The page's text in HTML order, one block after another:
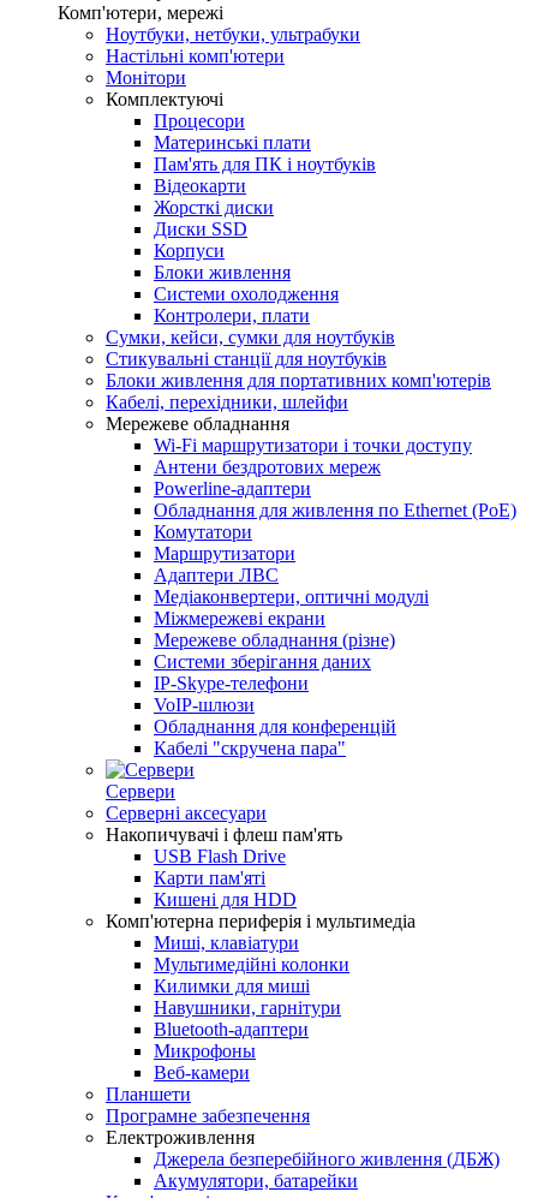
Комп'ютери, мережі
Ноутбуки, нетбуки, ультрабуки
Настільні комп'ютери
Монітори
Комплектуючі
Процесори
Материнські плати
Пам'ять для ПК і ноутбуків
Відеокарти
Жорсткі диски
Диски SSD
Корпуси
Блоки живлення
Системи охолодження
Контролери, плати
Сумки, кейси, сумки для ноутбуків
Стикувальні станції для ноутбуків
Блоки живлення для портативних комп'ютерів
Кабелі, перехідники, шлейфи
Мережеве обладнання
Wi-Fi маршрутизатори і точки доступу
Антени бездротових мереж
Powerline-адаптери
Обладнання для живлення по Ethernet (PoE)
Комутатори
Маршрутизатори
Адаптери ЛВС
Медіаконвертери, оптичні модулі
Міжмережеві екрани
Мережеве обладнання (різне)
Системи зберігання даних
IP-Skype-телефони
VoIP-шлюзи
Обладнання для конференцій
Кабелі "скручена пара"
Сервери
Серверні аксесуари
Накопичувачі і флеш пам'ять
USB Flash Drive
Карти пам'яті
Кишені для HDD
Комп'ютерна периферія і мультимедіа
Миші, клавіатури
Мультимедійні колонки
Килимки для миші
Навушники, гарнітури
Bluetooth-адаптери
Микрофоны
Веб-камери
Планшети
Програмне забезпечення
Електроживлення
Джерела безперебійного живлення (ДБЖ)
Акумулятори, батарейки